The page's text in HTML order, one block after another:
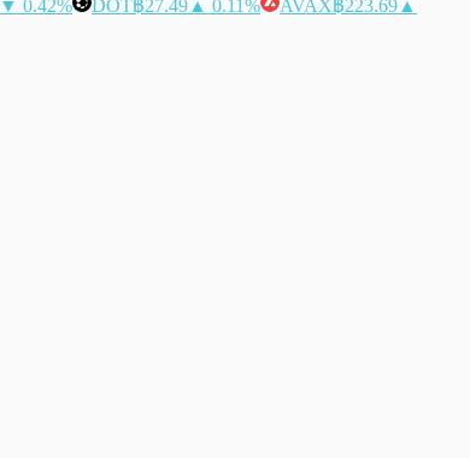
▼ 0.42% DOT฿27.49 ▲ 0.11% AVAX฿223.69 ▲